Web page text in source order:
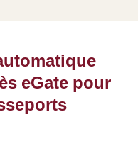
eGate pour